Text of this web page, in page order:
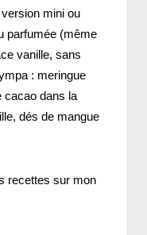
mini ou
parfumée (même
vanille, sans
: meringue
cacao dans la
dés de mangue
recettes sur mon